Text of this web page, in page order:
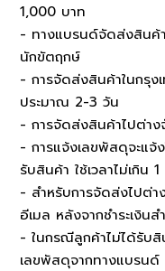
1,000 บาท
- ทางแบรนด์จัดส่งสินค้
นักขัตฤกษ์
- การจัดส่งสินค้าในกรุง
ประมาณ 2-3 วัน
- การจัดส่งสินค้าไปต่าง
- การแจ้งเลขพัสดุจะแจ้
รับสินค้า ใช้เวลาไม่เกิน
- สำหรับการจัดส่งไปต่
อีเมล หลังจากชำระเงินส
- ในกรณีลูกค้าไม่ได้รับ
เลขพัสดุจากทางแบรน